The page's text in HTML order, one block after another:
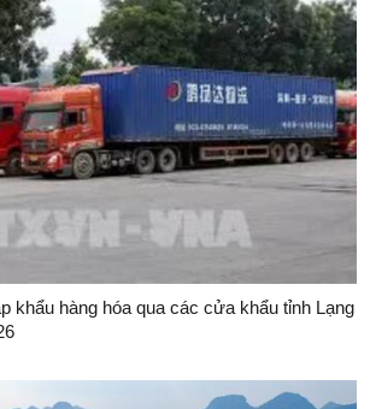
khẩu hàng hóa qua các cửa khẩu tỉnh Lạng